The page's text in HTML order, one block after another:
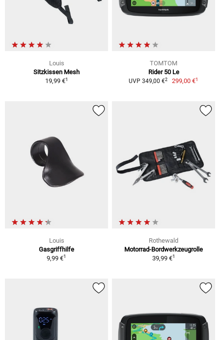
Louis
Sitzkissen Mesh
19,99 €1
TOMTOM
Rider 50 Le
UVP 349,00 €2 299,00 €1
Louis
Gasgriffhilfe
9,99 €1
Rothewald
Motorrad-Bordwerkzeugrolle
39,99 €1